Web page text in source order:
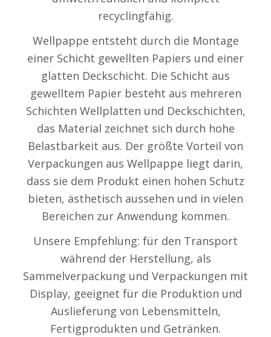
recyclingfähig.
Wellpappe entsteht durch die Montage
einer Schicht gewellten Papiers und einer
glatten Deckschicht. Die Schicht aus
gewelltem Papier besteht aus mehreren
Schichten Wellplatten und Deckschichten,
das Material zeichnet sich durch hohe
Belastbarkeit aus. Der größte Vorteil von
Verpackungen aus Wellpappe liegt darin,
dass sie dem Produkt einen hohen Schutz
bieten, ästhetisch aussehen und in vielen
Bereichen zur Anwendung kommen.
Unsere Empfehlung: für den Transport
während der Herstellung, als
Sammelverpackung und Verpackungen mit
Display, geeignet für die Produktion und
Auslieferung von Lebensmitteln,
Fertigprodukten und Getränken.